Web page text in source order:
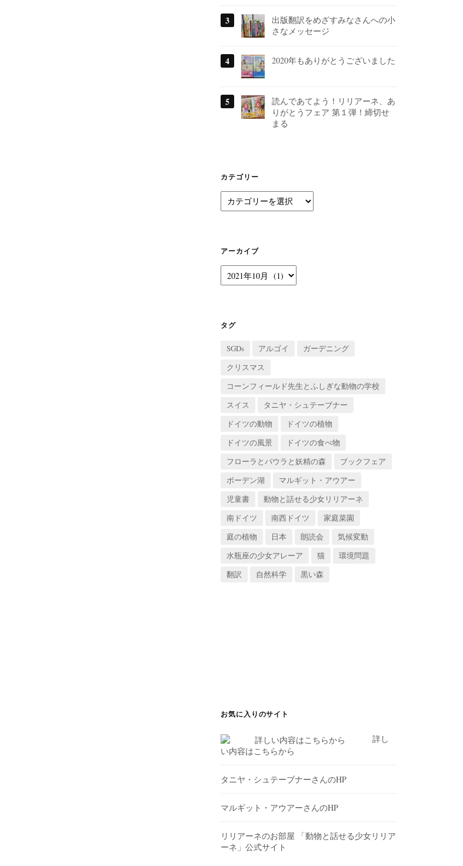
出版翻訳をめざすみなさんへの小
さなメッセージ
2020年もありがとうございました
読んであてよう！リリアーネ、あ
りがとうフェア 第１弾！締切せ
まる
カテゴリー
テ
ー
アーカイブ
ア
ー
ブ
タグ
SGDs アルゴイ
ガーデニング
クリスマス
コーンフィールド先生とふしぎな動物の学校
スイス
タニヤ・シュテーブナー
ドイツの動物
ドイツの植物
ドイツの風景
ドイツの食べ物
フローラとパウラと妖精の森
ブックフェア
ボーデン湖
マルギット・アウアー
児童書
動物と話せる少女リリアーネ
南ドイツ
南西ドイツ
家庭菜園
庭の植物
日本 朗読会
気候変動
水瓶座の少女アレーア
猫
環境問題
翻訳
自然科学 黒い森
お気に入りのサイト
詳し
い内容はこちらから
タニヤ・シュテーブナーさんのHP
マルギット・アウアーさんのHP
リリアーネのお部屋 「動物と話せる少女リリア
ーネ」公式サイト